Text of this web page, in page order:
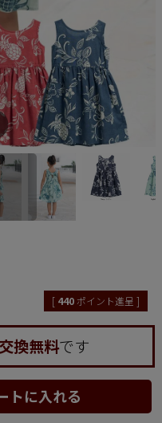
[ 440 ポイント進呈 ]
換無料です
トに入れる